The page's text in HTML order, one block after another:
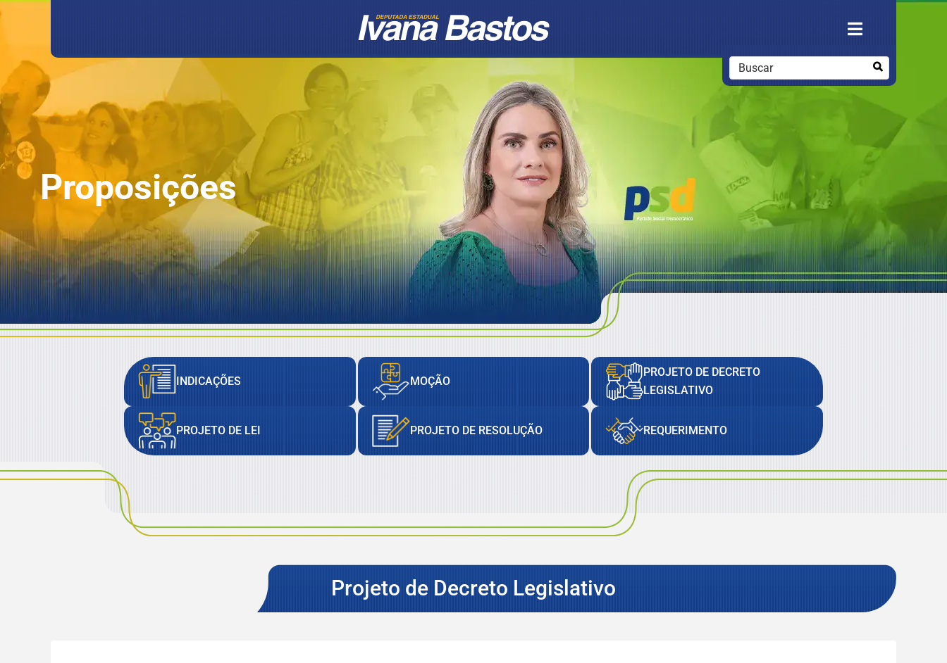
Proposições
INDICAÇÕES MOÇÃO
PROJETO DE DECRETO
LEGISLATIVO
PROJETO DE LEI PROJETO DE RESOLUÇÃO REQUERIMENTO
Projeto de Decreto Legislativo